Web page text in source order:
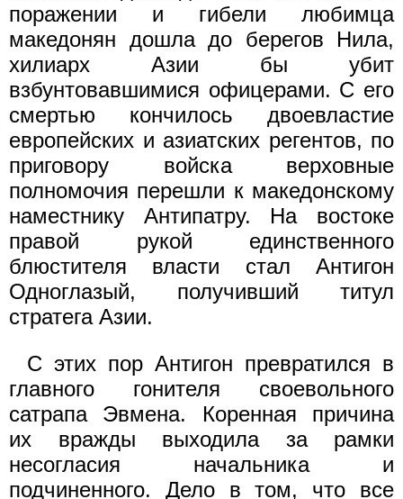
пора­жении и гибели любимца
македонян дошла до берегов Нила,
хилиарх Азии бы убит
взбунтовавшимися офицерами. С его
смертью кончилось двоевластие
европейских и азиатских регентов, по
при­говору войска верховные
полномочия перешли к македонскому
наместнику Антипатру. На востоке
правой рукой единственного
блюстителя власти стал Антигон
Одноглазый, получивший титул
стратега Азии.
С этих пор Антигон превратился в
главного гонителя своеволь­ного
сатрапа Эвмена. Коренная причина
их вражды выходила за рамки
несогласия начальника и
подчиненного. Дело в том, что все